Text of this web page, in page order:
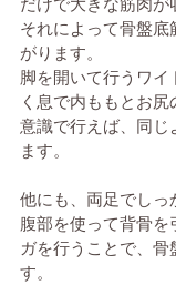
だけで大きな筋肉が
それによって骨盤底
がります。
脚を開いて行うワイ
く息で内ももとお
意識で行えば、同じ
ます。
他にも、両足でしっ
腹部を使って背骨を
ガを行うことで、骨
す。